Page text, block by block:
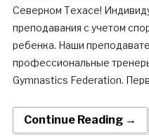
Северном Техасе!
преподавания с учетом
ребенка. Наши
профессиональные
Gymnastics Federation.
Continue Reading →